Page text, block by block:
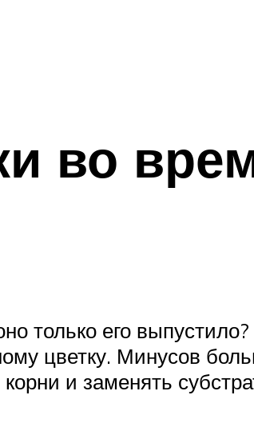
во
только его
цветку. Минусов
и заменять